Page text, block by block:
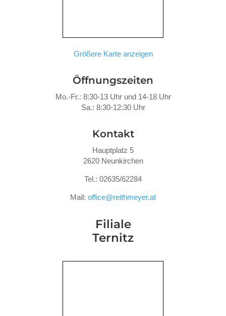
Größere Karte anzeigen
Öffnungszeiten
Mo.-Fr.: 8:30-13 Uhr und 14-18 Uhr
Sa.: 8:30-12:30 Uhr
Kontakt
Hauptplatz 5
2620 Neunkirchen
Tel.: 02635/62284
Mail: office@reithmeyer.at
Filiale
Ternitz